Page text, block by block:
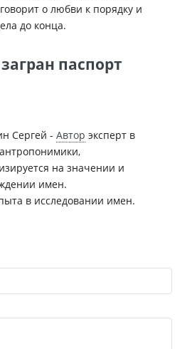
о любви к порядку и
до конца.
паспорт
Сергей - Автор эксперт в
на значении и
имен.
в исследовании имен.